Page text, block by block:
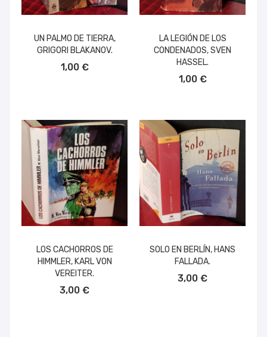
UN PALMO DE TIERRA,
GRIGORI BLAKANOV.
1,00 €
LA LEGIÓN DE LOS
CONDENADOS, SVEN
HASSEL.
1,00 €
LOS CACHORROS DE
HIMMLER, KARL VON
VEREITER.
3,00 €
SOLO EN BERLÍN, HANS
FALLADA.
3,00 €